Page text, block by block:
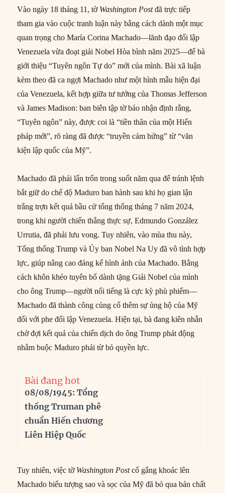
Vào ngày 18 tháng 11, tờ Washington Postđã trực tiếp
tham gia vào cuộc tranh luận này bằng cách dành một mục
quan trọng cho María Corina Machado—lãnh đạo đối lập
Venezuela vừa đoạt giải Nobel Hòa bình năm 2025—để bà
giới thiệu “Tuyên ngôn Tự do” mới của mình. Bài xã luận
kèm theo đã ca ngợi Machado như một hình mẫu hiện đại
của Venezuela, kết hợp giữa tư tưởng của Thomas Jefferson
và James Madison: ban biên tập tờ báo nhận định rằng,
“Tuyên ngôn” này, được coi là “tiền thân của một Hiến
pháp mới”, rõ ràng đã được “truyền cảm hứng” từ “văn
kiện lập quốc của Mỹ”.
Machado đã phải lẩn trốn trong suốt năm qua để tránh lệnh
bắt giữ do chế độ Maduro ban hành sau khi họ gian lận
trắng trợn kết quả bầu cử tổng thống tháng 7 năm 2024,
trong khi người chiến thắng thực sự, Edmundo González
Urrutia, đã phải lưu vong. Tuy nhiên, vào mùa thu này,
Tổng thống Trump và Ủy ban Nobel Na Uy đã vô tình hợp
lực, giúp nâng cao đáng kể hình ảnh của Machado. Bằng
cách khôn khéo tuyên bố dành tặng Giải Nobel của mình
cho ông Trump—người nổi tiếng là cực kỳ phù phiếm—
Machado đã thành công củng cố thêm sự ủng hộ của Mỹ
đối với phe đối lập Venezuela. Hiện tại, bà đang kiên nhẫn
chờ đợi kết quả của chiến dịch do ông Trump phát động
nhằm buộc Maduro phải từ bỏ quyền lực.
Bài đang hot
08/08/1945: Tổng
thống Truman phê
chuẩn Hiến chương
Liên Hiệp Quốc
Tuy nhiên, việc tờ Washington Postcố gắng khoác lên
Machado biểu tượng sao và sọc của Mỹ đã bỏ qua bản chất